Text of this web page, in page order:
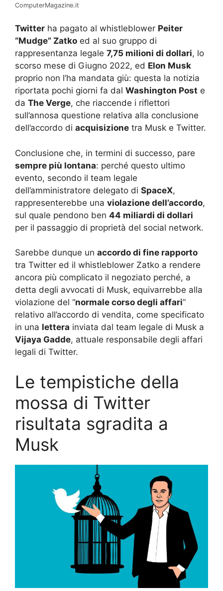
ComputerMagazine.it
Twitter ha pagato al whistleblower Peiter
“Mudge” Zatko ed al suo gruppo di
rappresentanza legale 7,75 milioni di dollari, lo
scorso mese di Giugno 2022, ed Elon Musk
proprio non l’ha mandata giù: questa la notizia
riportata pochi giorni fa dal Washington Post e
da The Verge, che riaccende i riflettori
sull’annosa questione relativa alla conclusione
dell’accordo di acquisizione tra Musk e Twitter.
Conclusione che, in termini di successo, pare
sempre più lontana: perché questo ultimo
evento, secondo il team legale
dell’amministratore delegato di SpaceX,
rappresenterebbe una violazione dell’accordo,
sul quale pendono ben 44 miliardi di dollari
per il passaggio di proprietà del social network.
Sarebbe dunque un accordo di fine rapporto
tra Twitter ed il whistleblower Zatko a rendere
ancora più complicato il negoziato perché, a
detta degli avvocati di Musk, equivarrebbe alla
violazione del “normale corso degli affari”
relativo all’accordo di vendita, come specificato
in una lettera inviata dal team legale di Musk a
Vijaya Gadde, attuale responsabile degli affari
legali di Twitter.
Le tempistiche della
mossa di Twitter
risultata sgradita a
Musk